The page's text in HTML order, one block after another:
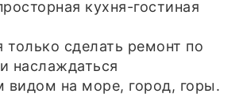
кухня-гостиная
только сделать ремонт по
наслаждаться
видом на море, город, горы.